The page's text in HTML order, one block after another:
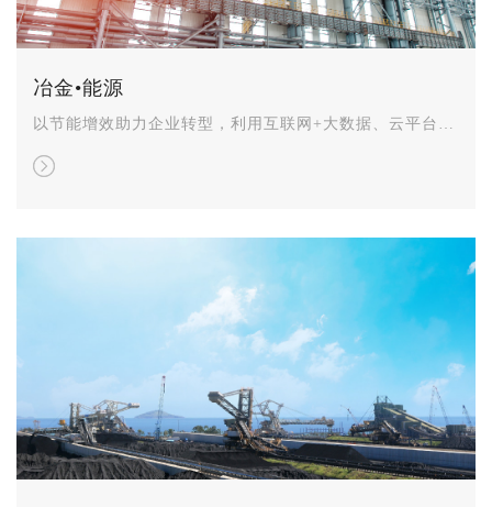
冶金•能源
以节能增效助力企业转型，利用互联网+大数据、云平台等
开采、转化、输送及利用等环节的全过程、一体化的自动